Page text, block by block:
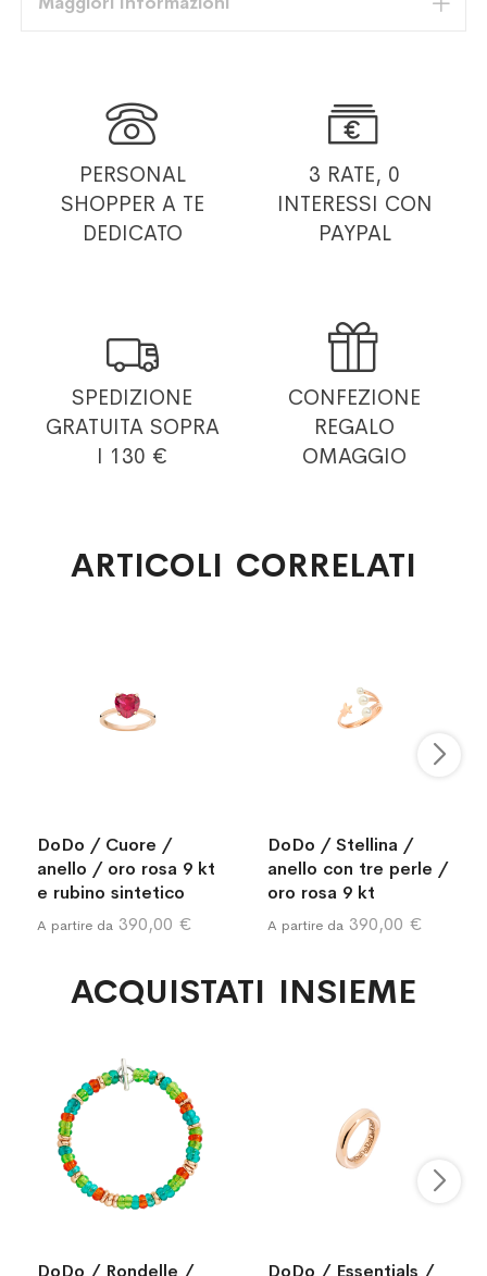

PERSONAL
SHOPPER A TE
DEDICATO

3 RATE, 0
INTERESSI CON
PAYPAL

SPEDIZIONE
GRATUITA SOPRA
I 130 €

CONFEZIONE
REGALO
OMAGGIO
ARTICOLI CORRELATI
DoDo / Cuore /
anello / oro rosa 9 kt
e rubino sintetico
A partire da 390,00 €
DoDo / Stellina /
anello con tre perle /
oro rosa 9 kt
A partire da 390,00 €
ACQUISTATI INSIEME
DoDo / Rondelle /
DoDo / Essentials /